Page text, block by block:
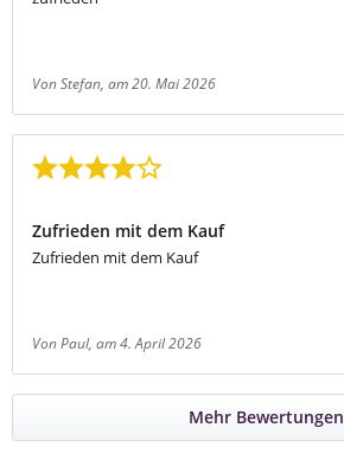
Von Stefan, am 20. Mai 2026
Zufrieden mit dem Kauf
Zufrieden mit dem Kauf
Von Paul, am 4. April 2026
Mehr Bewertungen